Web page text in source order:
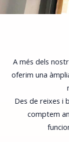
A més dels
oferim una
Des de reixes i
comptem